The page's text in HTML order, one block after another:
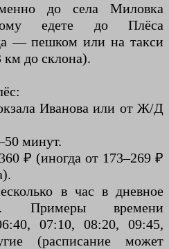
до села Миловка
едете до Плёса
— пешком или на такси
км до склона).
Иванова или от Ж/Д
минут.
₽ (иногда от 173–269 ₽
в час в дневное
Примеры времени
07:10, 08:20, 09:45,
(расписание может